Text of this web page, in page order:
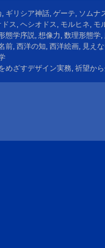
, ギリシア神話, ゲーテ, ソムナ
ス, ヘシオドス, モルヒネ, モ
態学序説, 想像力, 数理形態学,
前, 西洋の知, 西洋絵画, 見え
めざすデザイン実務, 祈望か